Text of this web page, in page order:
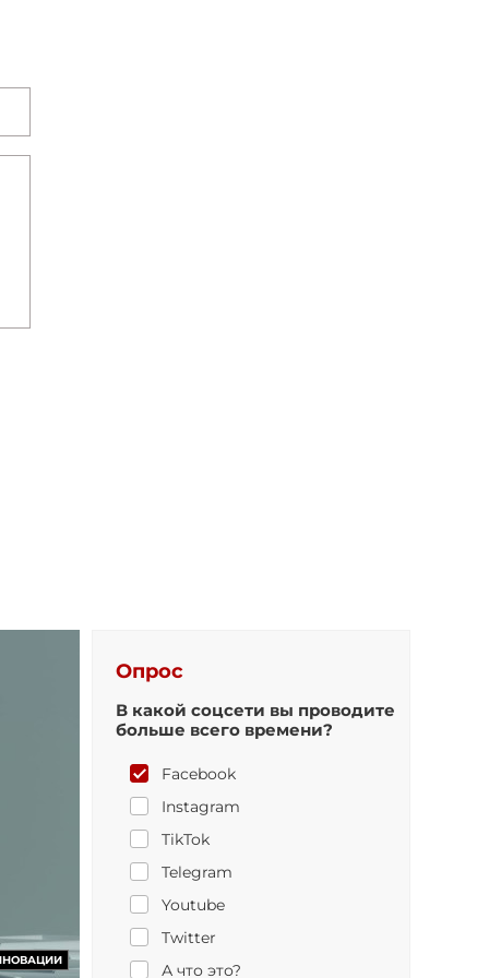
Опрос
В какой соцсети вы проводите
больше всего времени?
Facebook
Instagram
TikTok
Telegram
Youtube
Twitter
А что это?